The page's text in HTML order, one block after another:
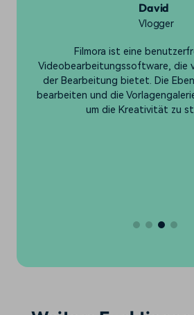
David
Vlogger
Filmora ist eine
Videobearbeitungssoftware, die
der Bearbeitung bietet. Die
bearbeiten und die
um die Kreativität zu